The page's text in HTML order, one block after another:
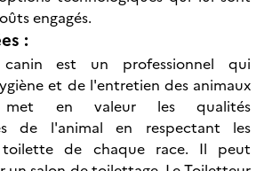
engagés.
:
est un professionnel qui
et de l'entretien des animaux
en valeur les qualités
de l'animal en respectant les
de chaque race. Il peut